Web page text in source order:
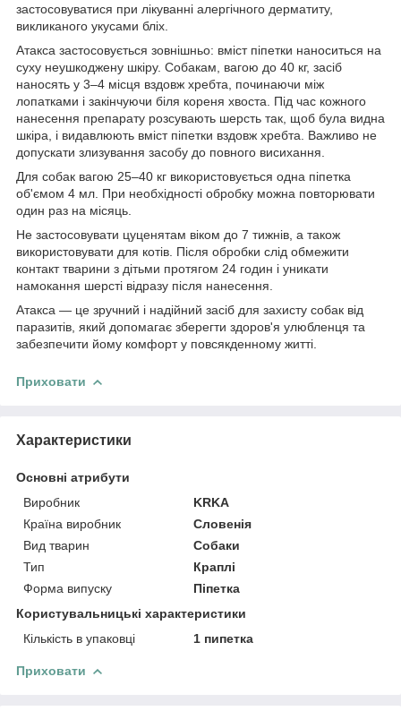
застосовуватися при лікуванні алергічного дерматиту,
викликаного укусами бліх.
Атакса застосовується зовнішньо: вміст піпетки наноситься на
суху неушкоджену шкіру. Собакам, вагою до 40 кг, засіб
наносять у 3–4 місця вздовж хребта, починаючи між
лопатками і закінчуючи біля кореня хвоста. Під час кожного
нанесення препарату розсувають шерсть так, щоб була видна
шкіра, і видавлюють вміст піпетки вздовж хребта. Важливо не
допускати злизування засобу до повного висихання.
Для собак вагою 25–40 кг використовується одна піпетка
об'ємом 4 мл. При необхідності обробку можна повторювати
один раз на місяць.
Не застосовувати цуценятам віком до 7 тижнів, а також
використовувати для котів. Після обробки слід обмежити
контакт тварини з дітьми протягом 24 годин і уникати
намокання шерсті відразу після нанесення.
Атакса — це зручний і надійний засіб для захисту собак від
паразитів, який допомагає зберегти здоров'я улюбленця та
забезпечити йому комфорт у повсякденному житті.
Приховати
Характеристики
Основні атрибути
Виробник
KRKA
Країна виробник
Словенія
Вид тварин
Собаки
Тип
Краплі
Форма випуску
Піпетка
Користувальницькі характеристики
Кількість в упаковці
1 пипетка
Приховати